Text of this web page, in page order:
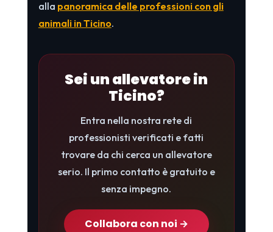
alla panoramica delle professioni con gli
animali in Ticino.
Sei un allevatore in
Ticino?
Entra nella nostra rete di
professionisti verificati e fatti
trovare da chi cerca un allevatore
serio. Il primo contatto è gratuito e
senza impegno.
Collabora con noi →